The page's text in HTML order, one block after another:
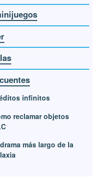
infinitos
reclamar objetos
más largo de la